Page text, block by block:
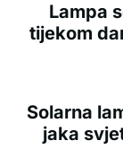
Lampa
tijekom
Solarna
jaka